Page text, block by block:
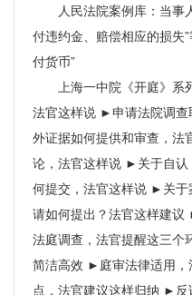
人民法院案例库：当事人
付违约金、赔偿相应的损失
付货币”
上海一中院《开庭》系
法官这样说 ►申请法院调
外证据如何提供和审查，
论，法官这样说 ►关于自
何提交，法官这样说 ►关
请如何提出？法官这样建
法庭调查，法官提醒这三
简洁高效 ►庭审法律适用
点，法官建议这样归纳 ►